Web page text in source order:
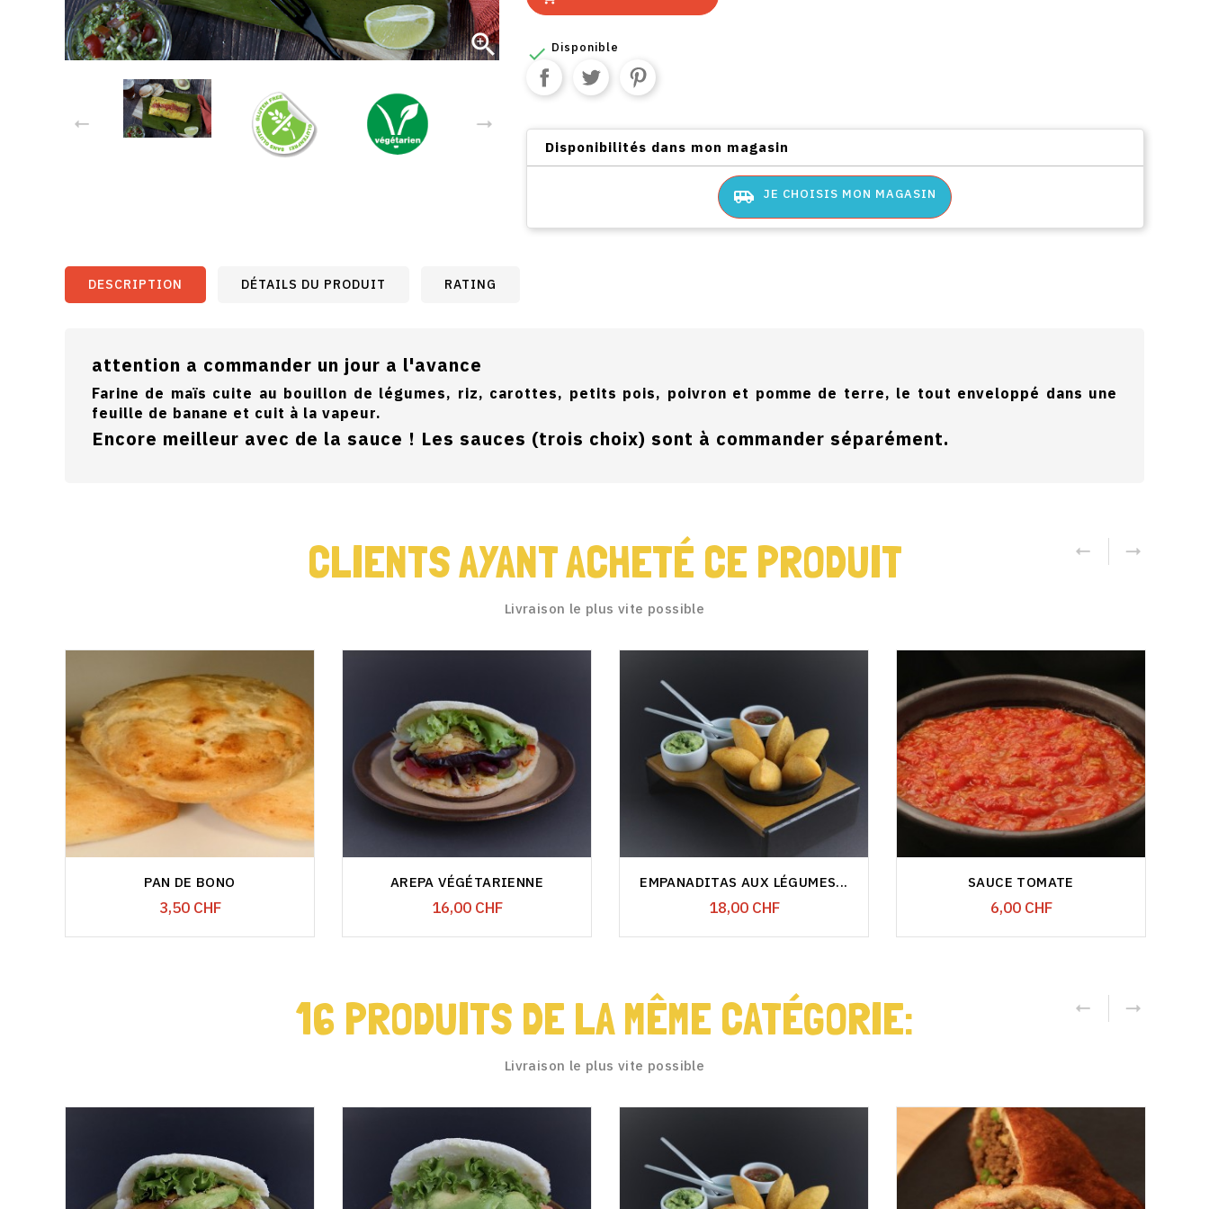
  Disponible
Disponibilités dans mon magasin
airport_shuttle JE CHOISIS MON MAGASIN
DESCRIPTION DÉTAILS DU PRODUIT RATING
attention a commander un jour a l'avance
Farine de maïs cuite au bouillon de légumes, riz, carottes, petits pois, poivron et pomme de terre, le tout enveloppé dans une
feuille de banane et cuit à la vapeur.
Encore meilleur avec de la sauce ! Les sauces (trois choix) sont à commander séparément.
CLIENTS AYANT ACHETÉ CE PRODUIT
Livraison le plus vite possible
PAN DE BONO
Prix
3,50 CHF
AREPA VÉGÉTARIENNE
Prix
16,00 CHF
EMPANADITAS AUX LÉGUMES...
Prix
18,00 CHF
SAUCE TOMATE
Prix
6,00 CHF
16 PRODUITS DE LA MÊME CATÉGORIE:
Livraison le plus vite possible